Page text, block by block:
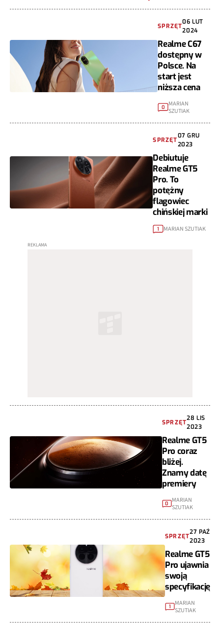
SPRZĘT
06 LUT
2024
Realme C67
dostępny w
Polsce. Na
start jest
niższa cena
0
MARIAN
SZUTIAK
SPRZĘT
07 GRU
2023
Debiutuje
Realme GT5
Pro. To
potężny
flagowiec
chińskiej marki
1 MARIAN SZUTIAK
SPRZĘT
28 LIS
2023
Realme GT5
Pro coraz
bliżej.
Znamy datę
premiery
0
MARIAN
SZUTIAK
SPRZĘT
27 PAŹ
2023
Realme GT5
Pro ujawnia
swoją
specyfikację
1
MARIAN
SZUTIAK